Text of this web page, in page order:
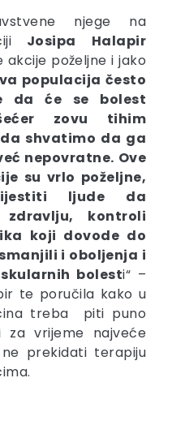
njege na
Josipa
Halapir
akcije poželjne i jako
populacija često
da će se bolest
zovu tihim
shvatimo da ga
nepovratne. Ove
su vrlo poželjne,
ljude da
kontroli
koji dovode do
i oboljenja i
bolesti“ –
te poručila kako u
treba piti puno
za vrijeme najveće
prekidati terapiju